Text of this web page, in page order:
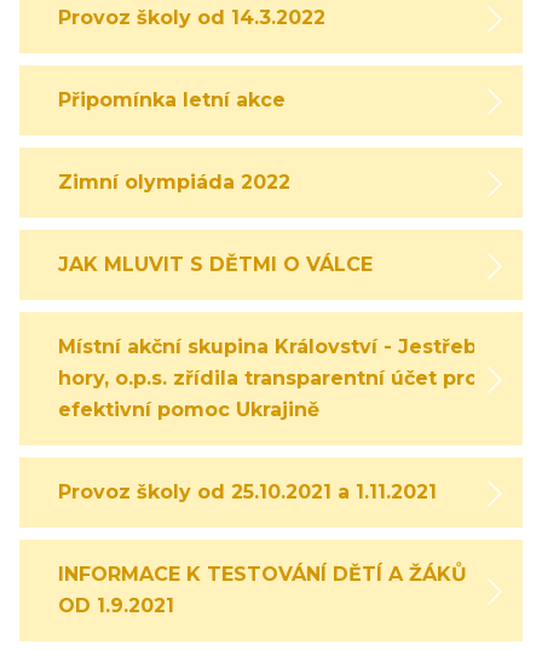
Provoz školy od 14.3.2022
Připomínka letní akce
Zimní olympiáda 2022
JAK MLUVIT S DĚTMI O VÁLCE
Místní akční skupina Království - Jestřebí
hory, o.p.s. zřídila transparentní účet pro
efektivní pomoc Ukrajině
Provoz školy od 25.10.2021 a 1.11.2021
INFORMACE K TESTOVÁNÍ DĚTÍ A ŽÁKŮ
OD 1.9.2021